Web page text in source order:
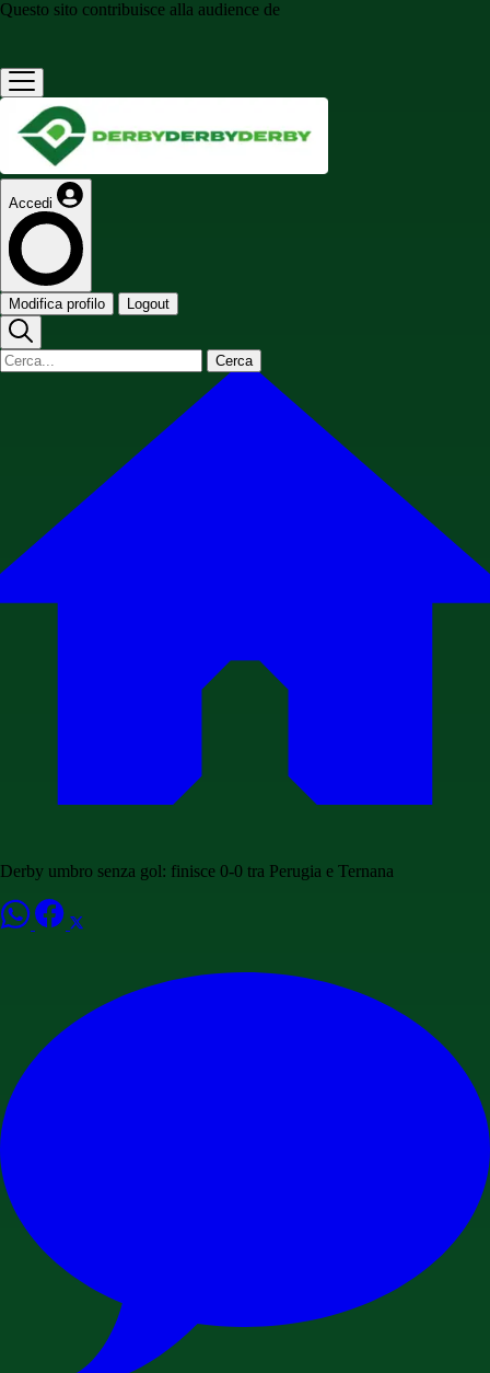
Questo sito contribuisce alla audience de
Accedi
Modifica profilo Logout
Cerca
Derby umbro senza gol: finisce 0-0 tra Perugia e Ternana